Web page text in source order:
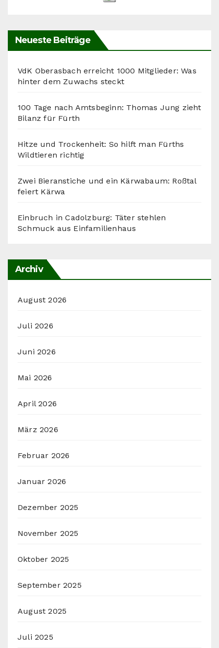
Neueste Beiträge
VdK Oberasbach erreicht 1000 Mitglieder: Was
hinter dem Zuwachs steckt
100 Tage nach Amtsbeginn: Thomas Jung zieht
Bilanz für Fürth
Hitze und Trockenheit: So hilft man Fürths
Wildtieren richtig
Zwei Bieranstiche und ein Kärwabaum: Roßtal
feiert Kärwa
Einbruch in Cadolzburg: Täter stehlen
Schmuck aus Einfamilienhaus
Archiv
August 2026
Juli 2026
Juni 2026
Mai 2026
April 2026
März 2026
Februar 2026
Januar 2026
Dezember 2025
November 2025
Oktober 2025
September 2025
August 2025
Juli 2025